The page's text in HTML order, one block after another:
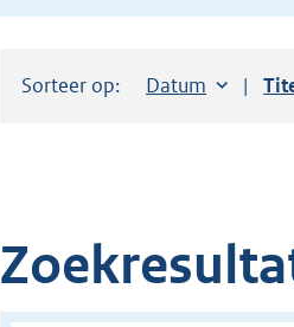
Sorteer op: Sorteer op:
Datum aflopend